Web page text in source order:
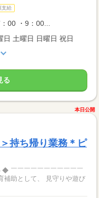
支給
00 ・9：00...
日 土曜日 日曜日 祝日
る
本日公開
持ち帰り業務＊ピ
￣￣￣￣￣￣￣￣￣￣￣
補助として、 見守りや遊び